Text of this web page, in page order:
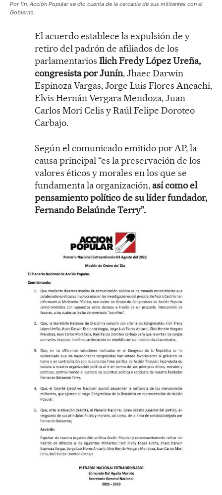
Por fin, Acción Popular se dio cuenta de la cercanía de sus militantes con el
Gobierno.
El acuerdo establece la expulsión de y
retiro del padrón de afiliados de los
parlamentarios Ilich Fredy López Ureña,
congresista por Junín, Jhaec Darwin
Espinoza Vargas, Jorge Luis Flores Ancachi,
Elvis Hernán Vergara Mendoza, Juan
Carlos Mori Celis y Raúl Felipe Doroteo
Carbajo.
Según el comunicado emitido por AP, la
causa principal “es la preservación de los
valores éticos y morales en los que se
fundamenta la organización, así como el
pensamiento político de su líder fundador,
Fernando Belaúnde Terry”.